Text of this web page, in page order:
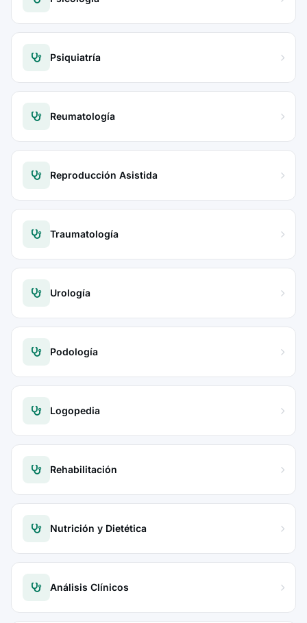
Psiquiatría
Reumatología
Reproducción Asistida
Traumatología
Urología
Podología
Logopedia
Rehabilitación
Nutrición y Dietética
Análisis Clínicos